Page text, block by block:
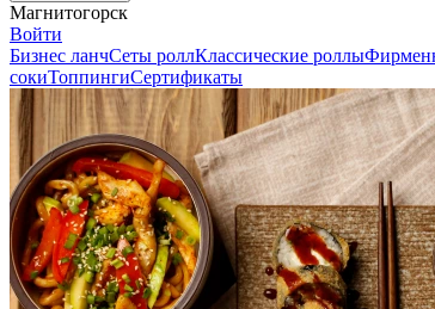
Магнитогорск
Войти
Бизнес ланчСеты роллКлассические роллы
сокиТоппингиСертификаты